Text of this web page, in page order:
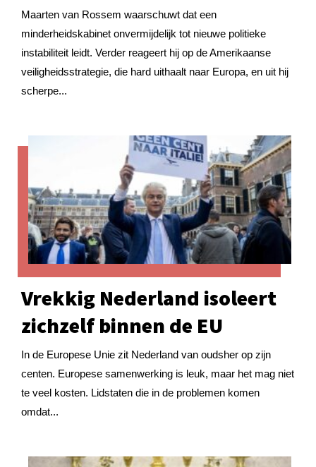
Maarten van Rossem waarschuwt dat een
minderheidskabinet onvermijdelijk tot nieuwe politieke
instabiliteit leidt. Verder reageert hij op de Amerikaanse
veiligheidsstrategie, die hard uithaalt naar Europa, en uit hij
scherpe...
Vrekkig Nederland isoleert
zichzelf binnen de EU
In de Europese Unie zit Nederland van oudsher op zijn
centen. Europese samenwerking is leuk, maar het mag niet
te veel kosten. Lidstaten die in de problemen komen
omdat...